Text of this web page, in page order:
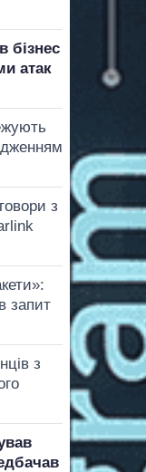
бізнес
атак
з
запит
з